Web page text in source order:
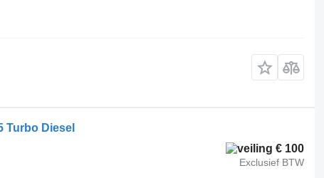
Turbo Diesel
€ 100
Exclusief BTW